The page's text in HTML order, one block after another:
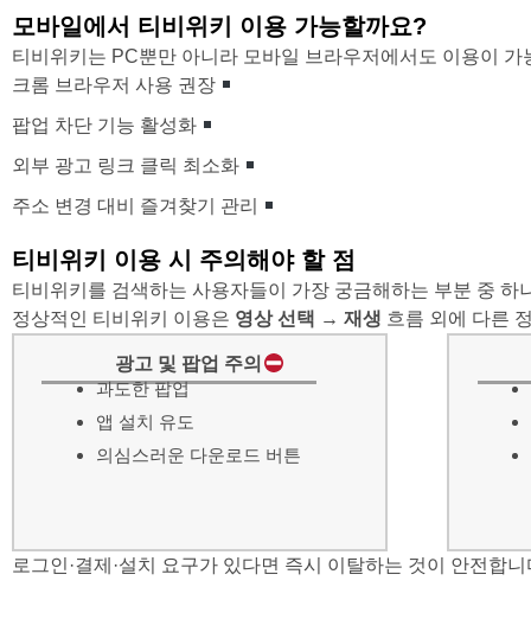
모바일에서 티비위키 이용 가능할까요?
티비위키는 PC뿐만 아니라 모바일 브라우저에서도 이용이
크롬 브라우저 사용 권장
팝업 차단 기능 활성화
외부 광고 링크 클릭 최소화
주소 변경 대비 즐겨찾기 관리
티비위키 이용 시 주의해야 할 점
티비위키를 검색하는 사용자들이 가장 궁금해하는 부분 중 하
정상적인 티비위키 이용은 영상 선택 → 재생 흐름 외에 다른
광고 및 팝업 주의
과도한 팝업
앱 설치 유도
의심스러운 다운로드 버튼
로그인·결제·설치 요구가 있다면 즉시 이탈하는 것이 안전합니